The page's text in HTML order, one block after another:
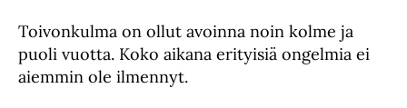
Toivonkulma on ollut avoinna noin kolme ja
puoli vuotta. Koko aikana erityisiä ongelmia ei
aiemmin ole ilmennyt.